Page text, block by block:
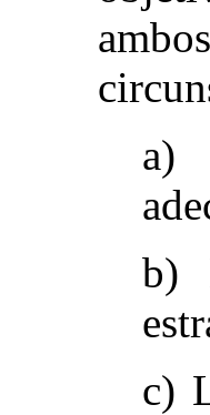
a)
b)
c)